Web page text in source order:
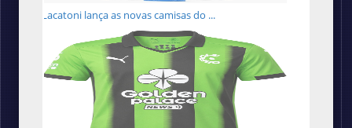
Lacatoni lança as novas camisas do ...